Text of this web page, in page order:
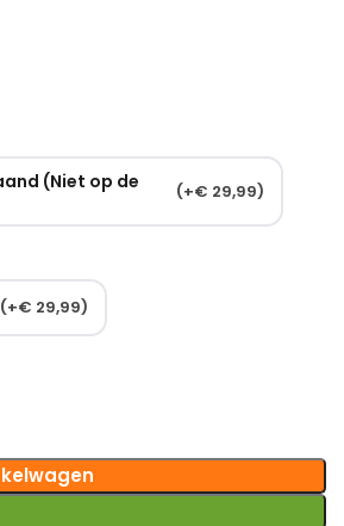
(Niet op de
(+€ 29,99)
(+€ 29,99)